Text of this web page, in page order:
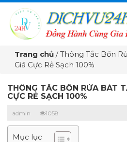
Trang chủ /Thông Tắc Bồn
Giá Cực Rẻ Sạch 100%
THÔNG TẮC BỒN RỬA BÁT
CỰC RẺ SẠCH 100%
admin 1058
Mục lục